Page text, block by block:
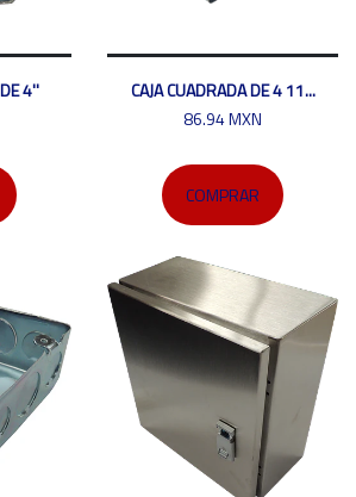
4''
CAJA CUADRADA DE 4 11...
86.94 MXN
COMPRAR